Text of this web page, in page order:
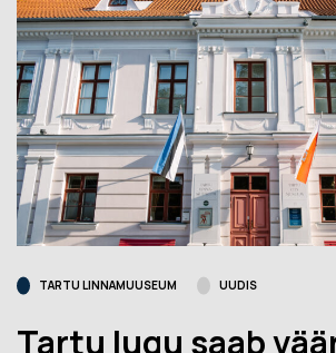
TARTU LINNAMUUSEUM UUDIS
Tartu lugu saab